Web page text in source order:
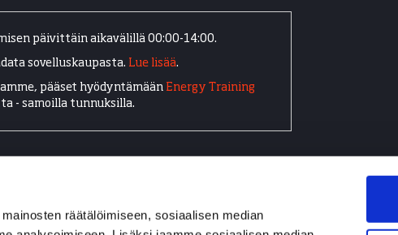
räätälöimiseen, sosiaalisen median
päivittäin aikavälillä 00:00-14:00.
sovelluskaupasta. Lue lisää.
pääset hyödyntämään Energy Training
- samoilla tunnuksilla.